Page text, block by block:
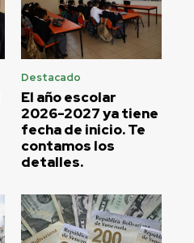
Destacado
El año escolar
2026-2027 ya tiene
fecha de inicio. Te
contamos los
detalles.